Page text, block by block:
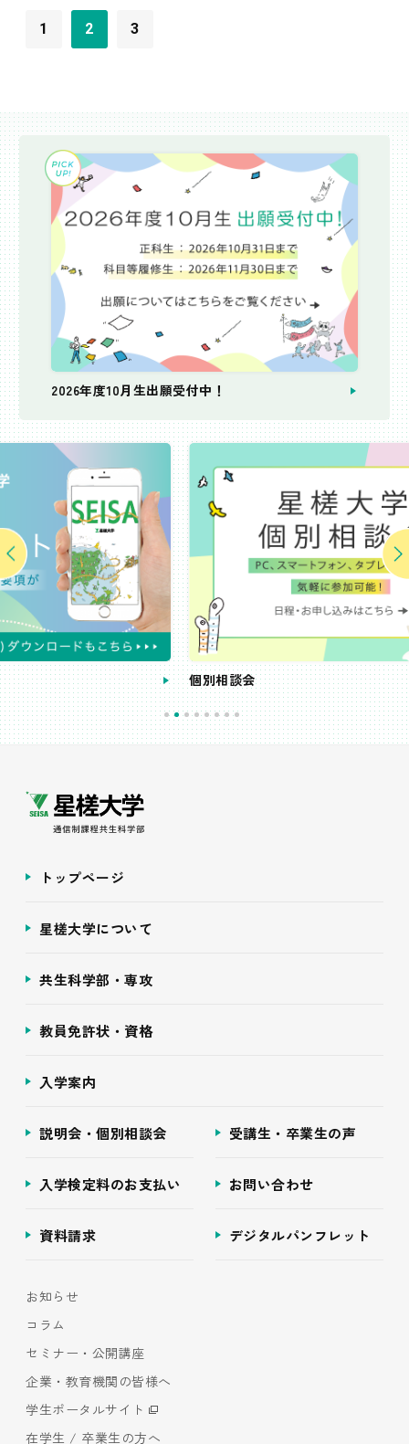
1 2 3
2026年度10月生出願受付中！
個別相談会
トップページ
星槎大学について
共生科学部・専攻
教員免許状・資格
入学案内
説明会・個別相談会 受講生・卒業生の声
入学検定料のお支払い お問い合わせ
資料請求 デジタルパンフレット
お知らせ
コラム
セミナー・公開講座
企業・教育機関の皆様へ
学生ポータルサイト
在学生 / 卒業生の方へ